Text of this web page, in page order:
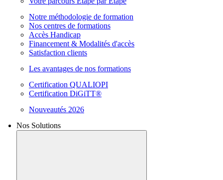
Notre méthodologie de formation
Nos centres de formations
Accès Handicap
Financement & Modalités d'accès
Satisfaction clients
Les avantages de nos formations
Certification QUALIOPI
Certification DiGiTT®
Nouveautés 2026
Nos Solutions